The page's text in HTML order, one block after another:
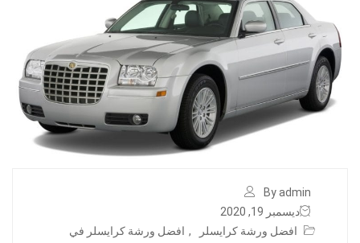
By admin
ديسمبر 19, 2020
افضل ورشة كرايسلر
, افضل ورشة كرايسلر في